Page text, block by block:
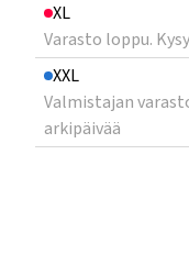
XL
Varasto loppu.
XXL
Valmistajan
arkipäivää